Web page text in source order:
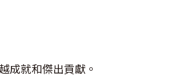
成就和傑出貢獻。